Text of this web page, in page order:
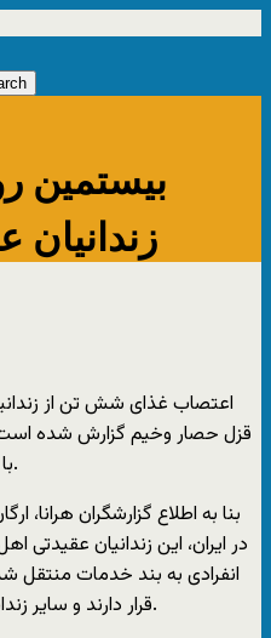
بیستمین
اعتصاب غذای شش تن از
قزل حصار وخیم گزارش شده است.
با ایشان مورد ضرب و شتم قرار گرفت.
بنا به اطلاع گزارشگران
در ایران، این زندانیان
انفرادی به بند خدمات
قرار دارند و سایر زندانیان از ارتباط با ایشان منع شده اند.